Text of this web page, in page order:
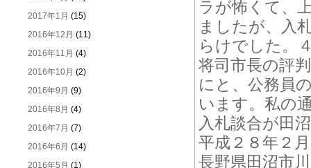
2017年1月 (15)
2016年12月 (11)
2016年11月 (4)
2016年10月 (2)
2016年9月 (9)
2016年8月 (4)
2016年7月 (7)
2016年6月 (14)
2016年5月 (1)
ラが怖くて、
ましたが、入
らけでした。
将司市長の評
にと、公務員
います。私の
入札談合が田
平成２８年２
長野県田沼市